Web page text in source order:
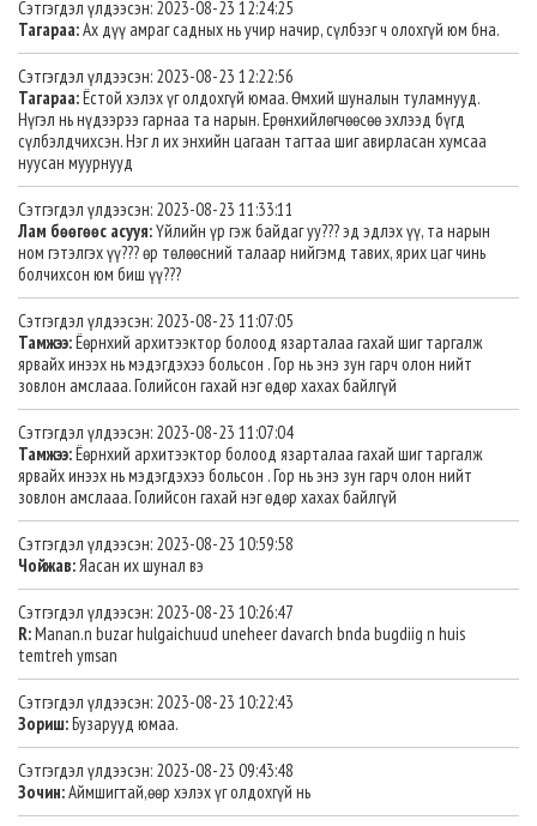
Сэтгэгдэл үлдээсэн: 2023-08-23 12:24:25
Тагараа:Ах дүү амраг садных нь учир начир, сүлбээг ч олохгүй юм бна.
Сэтгэгдэл үлдээсэн: 2023-08-23 12:22:56
Тагараа:Ёстой хэлэх үг олдохгүй юмаа. Өмхий шуналын туламнууд.
Нүгэл нь нүдээрээ гарнаа та нарын. Ерөнхийлөгчөөсөө эхлээд бүгд
сүлбэлдчихсэн. Нэг л их энхийн цагаан тагтаа шиг авирласан хумсаа
нуусан муурнууд
Сэтгэгдэл үлдээсэн: 2023-08-23 11:33:11
Лам бөөгөөс асууя:Үйлийн үр гэж байдаг уу??? эд эдлэх үү, та нарын
ном гэтэлгэх үү??? өр төлөөсний талаар нийгэмд тавих, ярих цаг чинь
болчихсон юм биш үү???
Сэтгэгдэл үлдээсэн: 2023-08-23 11:07:05
Тамжээ:Ёөрнхий архитээктор болоод язарталаа гахай шиг таргалж
ярвайх инээх нь мэдэгдэхээ больсон . Гор нь энэ зун гарч олон нийт
зовлон амслааа. Голийсон гахай нэг өдөр хахах байлгүй
Сэтгэгдэл үлдээсэн: 2023-08-23 11:07:04
Тамжээ:Ёөрнхий архитээктор болоод язарталаа гахай шиг таргалж
ярвайх инээх нь мэдэгдэхээ больсон . Гор нь энэ зун гарч олон нийт
зовлон амслааа. Голийсон гахай нэг өдөр хахах байлгүй
Сэтгэгдэл үлдээсэн: 2023-08-23 10:59:58
Чойжав:Яасан их шунал вэ
Сэтгэгдэл үлдээсэн: 2023-08-23 10:26:47
R:Manan.n buzar hulgaichuud uneheer davarch bnda bugdiig n huis
temtreh ymsan
Сэтгэгдэл үлдээсэн: 2023-08-23 10:22:43
Зориш:Бузарууд юмаа.
Сэтгэгдэл үлдээсэн: 2023-08-23 09:43:48
Зочин:Аймшигтай,өөр хэлэх үг олдохгүй нь